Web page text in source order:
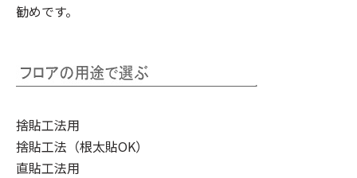
勧めです。
捨貼工法用
捨貼工法（根太貼OK）
直貼工法用